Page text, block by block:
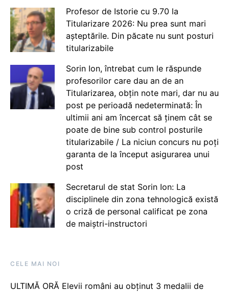
Profesor de Istorie cu 9.70 la
Titularizare 2026: Nu prea sunt mari
așteptările. Din păcate nu sunt posturi
titularizabile
Sorin Ion, întrebat cum le răspunde
profesorilor care dau an de an
Titularizarea, obțin note mari, dar nu au
post pe perioadă nedeterminată: În
ultimii ani am încercat să ținem cât se
poate de bine sub control posturile
titularizabile / La niciun concurs nu poți
garanta de la început asigurarea unui
post
Secretarul de stat Sorin Ion: La
disciplinele din zona tehnologică există
o criză de personal calificat pe zona
de maiștri-instructori
CELE MAI NOI
ULTIMĂ ORĂ Elevii români au obținut 3 medalii de